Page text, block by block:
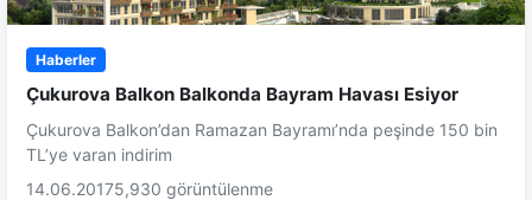
Haberler
Çukurova Balkon Balkonda Bayram Havası Esiyor
Çukurova Balkon’dan Ramazan Bayramı’nda peşinde 150 bin
TL’ye varan indirim
14.06.20175,930 görüntülenme